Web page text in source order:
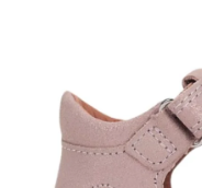
hviezdičiek.